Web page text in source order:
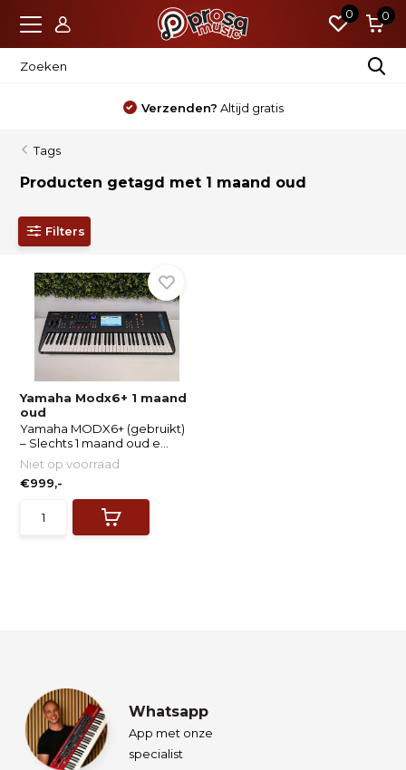
0 0
Verzenden? Altijd gratis
Tags
Producten getagd met 1 maand oud
Filters
Yamaha Modx6+ 1 maand
oud
Yamaha MODX6+ (gebruikt)
– Slechts 1 maand oud e...
Niet op voorraad
€999,-
Whatsapp
App met onze
specialist